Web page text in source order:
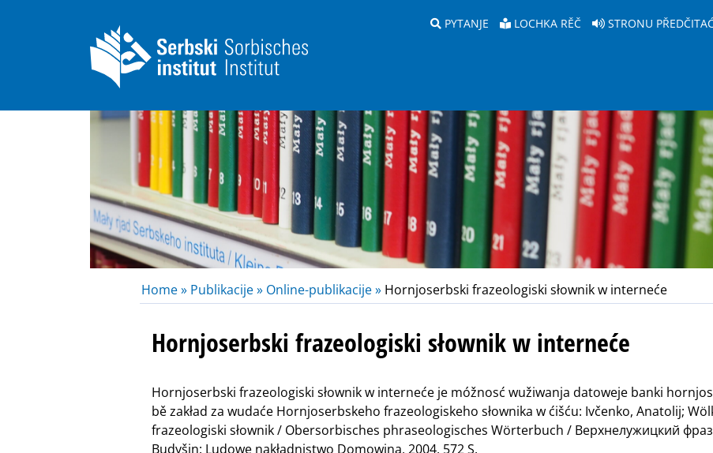
PYTANJE LOCHKA RĚČ STRONU
Home » Publikacije » Online-publikacije » Hornjoserbski frazeologiski słownik w interneće
Hornjoserbski frazeologiski słownik w interneće
Hornjoserbski frazeologiski słownik w interneće je móžnosć wužiwanja datoweje banki
bě zakład za wudaće Hornjoserbskeho frazeologiskeho słownika w ćišću: Ivčenko, Anatolij;
frazeologiski słownik / Obersorbisches phraseologisches Wörterbuch / Верхнелужицкий
Budyšin: Ludowe nakładnistwo Domowina, 2004, 572 S.